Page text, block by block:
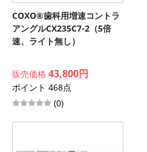
COXO®歯科用増速コントラ
アングルCX235C7-2（5倍
速、ライト無し）
販売価格 43,800円
ポイント 468点
(0)